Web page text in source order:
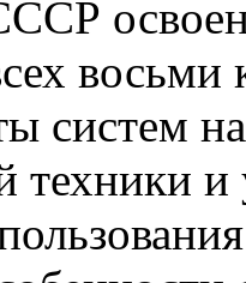
систем
техники и